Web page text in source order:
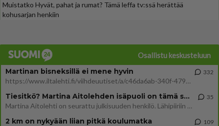
Muistatko Hyvät, pahat ja rumat? Tämä leffa tv:ssä herättää
kohusarjan henkiin
Osallistu keskusteluun
Martinan bisneksillä ei mene hyvin
https://www.iltalehti.fi/viihdeuutiset/a/c46da6ab-340f-4790-aaa7-0865eed2336 Yrityksen konkurssihakemus on tullut kärä
332
Tiesitkö? Martina Aitolehden isäpuoli on tämä suosittu laulaja
Martina Aitolehti on seurattu julkisuuden henkilö. Lähipiiriin mahtuu muitakin tunnettuja henkilöitä. Tiesitkö, että Ma
35
2 km on nykyään liian pitkä koulumatka 109